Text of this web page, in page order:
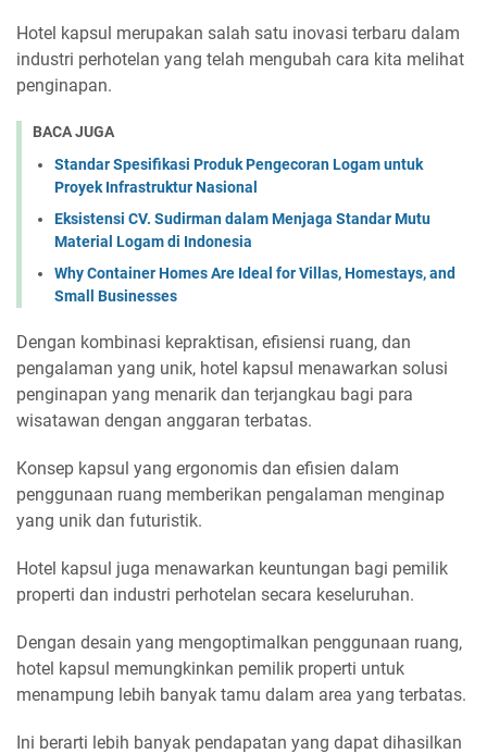
Hotel kapsul merupakan salah satu inovasi terbaru dalam
industri perhotelan yang telah mengubah cara kita melihat
penginapan.
BACA JUGA
Standar Spesifikasi Produk Pengecoran Logam untuk
Proyek Infrastruktur Nasional
Eksistensi CV. Sudirman dalam Menjaga Standar Mutu
Material Logam di Indonesia
Why Container Homes Are Ideal for Villas, Homestays, and
Small Businesses
Dengan kombinasi kepraktisan, efisiensi ruang, dan
pengalaman yang unik, hotel kapsul menawarkan solusi
penginapan yang menarik dan terjangkau bagi para
wisatawan dengan anggaran terbatas.
Konsep kapsul yang ergonomis dan efisien dalam
penggunaan ruang memberikan pengalaman menginap
yang unik dan futuristik.
Hotel kapsul juga menawarkan keuntungan bagi pemilik
properti dan industri perhotelan secara keseluruhan.
Dengan desain yang mengoptimalkan penggunaan ruang,
hotel kapsul memungkinkan pemilik properti untuk
menampung lebih banyak tamu dalam area yang terbatas.
Ini berarti lebih banyak pendapatan yang dapat dihasilkan